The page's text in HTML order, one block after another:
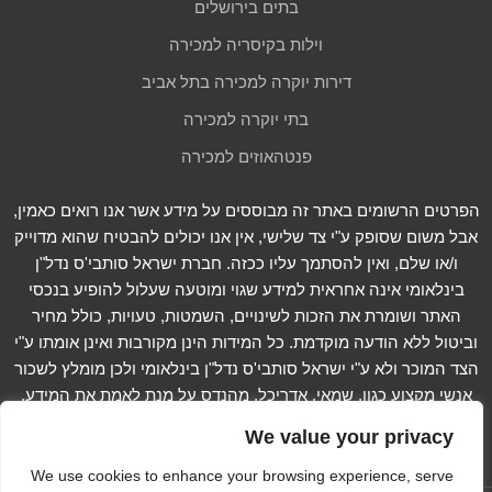
We value your privacy
We use cookies to enhance your browsing experience, serve
בתים בירושלים
וילות בקיסריה למכירה
דירות יוקרה למכירה בתל אביב
בתי יוקרה למכירה
פנטהאוזים למכירה
הפרטים הרשומים באתר זה מבוססים על מידע אשר אנו רואים כאמין,
אבל משום שסופק ע"י צד שלישי, אין אנו יכולים להבטיח שהוא מדוייק
ו/או שלם, ואין להסתמך עליו ככזה. חברת ישראל סותבי'ס נדל"ן
בינלאומי אינה אחראית למידע שגוי ומוטעה שעלול להופיע בנכסי
האתר ושומרת את הזכות לשינויים, השמטות, טעויות, כולל מחיר
וביטול ללא הודעה מוקדמת. כל המידות הינן מקורבות ואינן אומתו ע"י
הצד המוכר ולא ע"י ישראל סותבי'ס נדל"ן בינלאומי ולכן מומלץ לשכור
אנשי מקצוע כגון, שמאי, אדריכל, מהנדס על מנת לאמת את המידע.
קרא עוד...